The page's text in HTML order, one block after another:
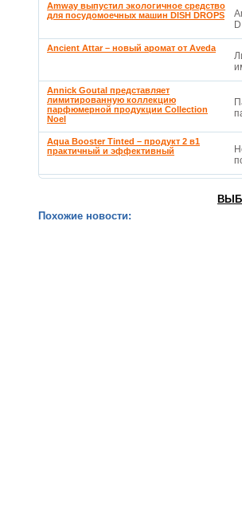
Amway выпустил экологичное средство
для посудомоечных машин DISH DROPS
Ancient Attar – новый аромат от Aveda
Annick Goutal представляет
лимитированную коллекцию
парфюмерной продукции Collection
Noel
Aqua Booster Tinted – продукт 2 в1
практичный и эффективный
Похожие новости: